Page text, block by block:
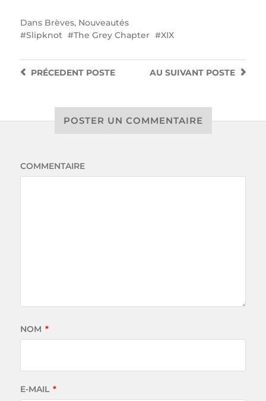
Dans Brèves, Nouveautés
Slipknot
The Grey Chapter XIX
AU SUIVANT POSTE
PRÉCEDENTPOSTE
POSTER UN COMMENTAIRE
COMMENTAIRE
NOM *
E-MAIL *